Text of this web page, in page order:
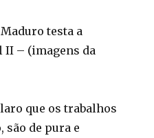
testa a
– (imagens da
que os trabalhos
são de pura e